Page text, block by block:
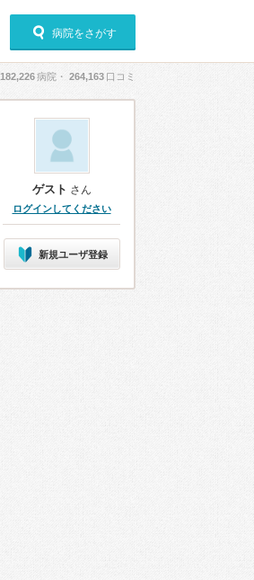
病院をさがす
182,226病院・ 264,163 口コミ
ゲスト さん
ログインしてください
新規ユーザ登録